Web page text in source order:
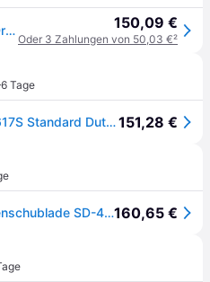
Safescan SD-4617S - Cash Drawer - Schwarz, Silber 150,09 €
Oder 3 Zahlungen von 50,03 €²
Tage
Safescan Kassenlade "SD-4617S Standard Duty", schwarz/silber151,28 €
Safescan Klappdeckel-Kassenschublade SD-4617S, inkl. 2-teiligem Schlüsselset160,65 €